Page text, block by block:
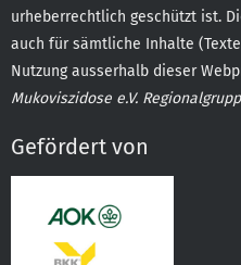
urheberrechtlich geschützt ist.
auch für sämtliche Inhalte
Nutzung ausserhalb dieser
Mukoviszidose e.V.
Gefördert von